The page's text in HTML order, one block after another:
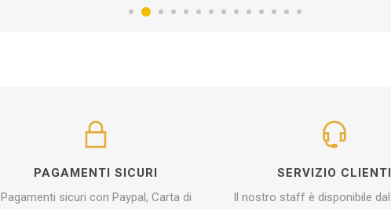
PAGAMENTI SICURI
Pagamenti sicuri con Paypal, Carta di
SERVIZIO CLIENTI
Il nostro staff è disponibile